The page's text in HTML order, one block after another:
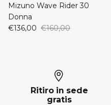
Mizuno Wave Rider 30
Donna
€136,00 €160,00
Ritiro in sede
gratis